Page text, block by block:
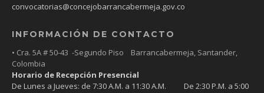
convocatorias@concejobarrancabermeja.gov.co
INFORMACIÓN DE CONTACTO
• Cra. 5A # 50-43 -Segundo Piso Barrancabermeja, Santander,
Colombia
Horario de Recepción Presencial
De Lunes a Jueves: de 7:30 A.M. a 11:30 A.M. De 2:30 P.M. a 5:00